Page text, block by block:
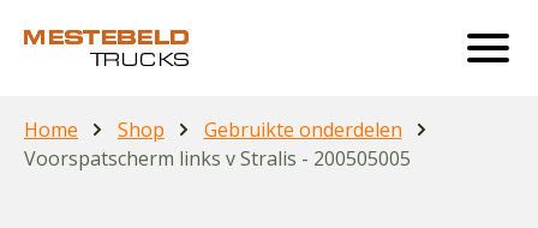
Home Shop
Gebruikte onderdelen
Voorspatscherm links v Stralis - 200505005